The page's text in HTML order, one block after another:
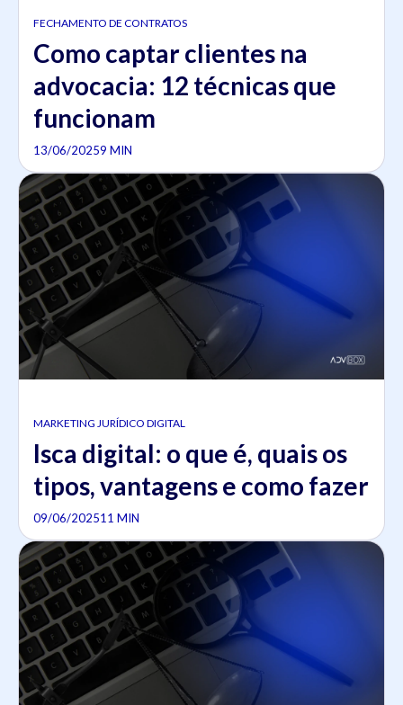
FECHAMENTO DE CONTRATOS
Como captar clientes na
advocacia: 12 técnicas que
funcionam
13/06/20259 MIN
MARKETING JURÍDICO DIGITAL
Isca digital: o que é, quais os
tipos, vantagens e como fazer
09/06/202511 MIN